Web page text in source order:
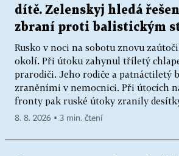
dítě. Zelenskyj hledá
zbraní proti balistickým
Rusko v noci na sobotu znovu
okolí. Při útoku zahynul tříletý
prarodiči. Jeho rodiče a patnáctiletý
zraněními v nemocnici. Při útocích
fronty pak ruské útoky zranily
8. 8. 2026 ▪ 3 min. čtení